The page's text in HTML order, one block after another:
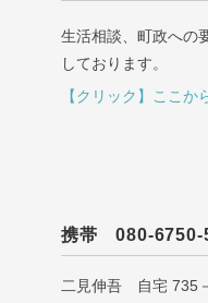
生活相談、町政への
しております。
【クリック】ここ
携帯 080-6750-
二見伸吾 自宅 735